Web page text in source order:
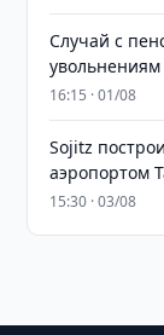
Случай с
увольнениям
16:15 · 01/08
Sojitz
аэропортом
15:30 · 03/08